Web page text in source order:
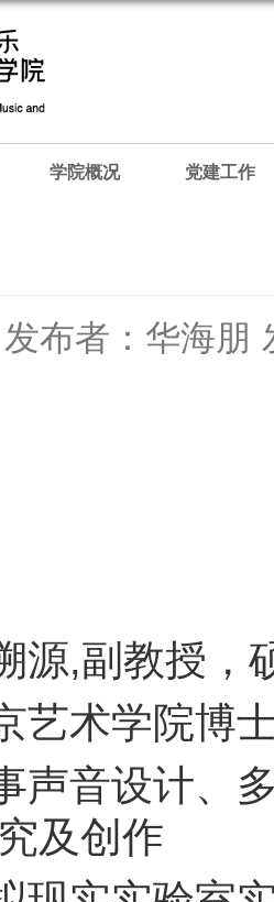
学院概况 党建工作
发布者：华海朋
源,副教授，
艺术学院博
声音设计、
及创作